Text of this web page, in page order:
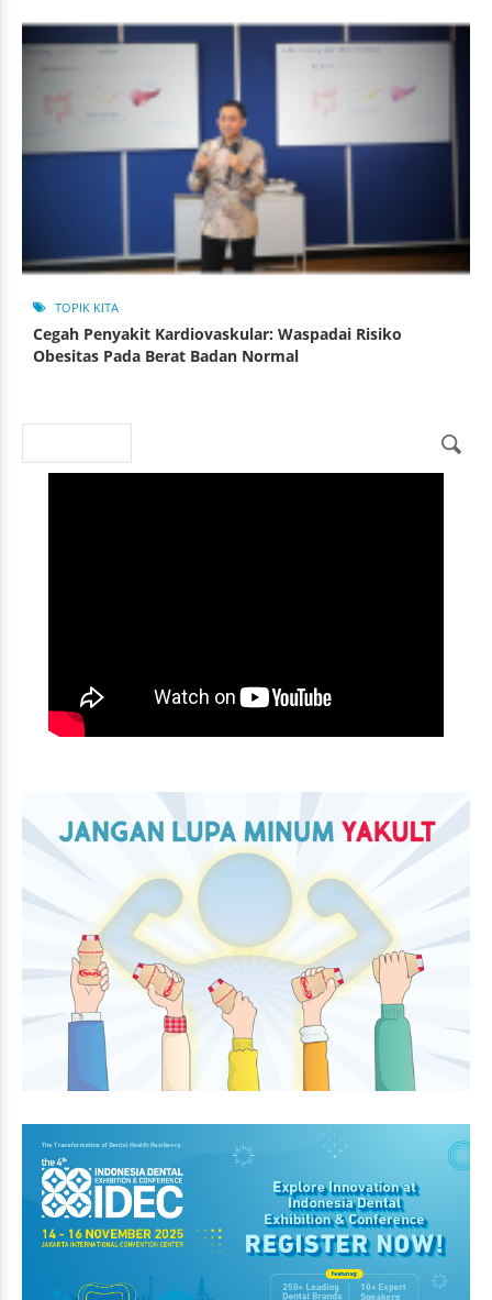
TOPIK KITA
Cegah Penyakit Kardiovaskular: Waspadai Risiko
Obesitas Pada Berat Badan Normal